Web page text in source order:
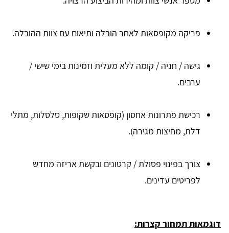
פריקה מקופסאות לאחר הובלה ותיאום עם צוות ההובלה.
גישה / חניה / קומה ללא מעלית וזמינות בימי שישי /
ערבים.
רכישת פתרונות אחסון (קופסאות שקופות, סלסלות, מתלי
דלת, מחיצות מגירה).
צורך בפינוי פסולת / קרטונים ובקשת אריזה מחדש
לפריטים עדינים.
דוגמאות תמחור קצרות: